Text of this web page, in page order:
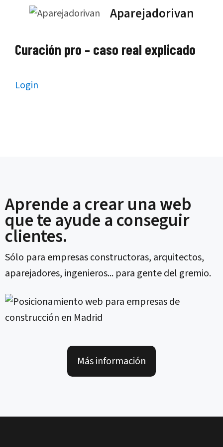
Aparejadorivan
Curación pro – caso real explicado
Login
Aprende a crear una web
que te ayude a conseguir
clientes.
Sólo para empresas constructoras, arquitectos,
aparejadores, ingenieros... para gente del gremio.
Más información